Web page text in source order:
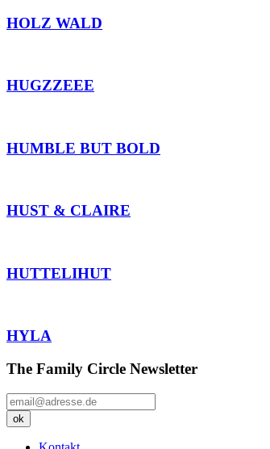
HOLZ WALD
HUGZZEEE
HUMBLE BUT BOLD
HUST & CLAIRE
HUTTELIHUT
HYLA
The Family Circle Newsletter